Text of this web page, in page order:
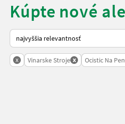
Kúpte nové
Takto sa vykonáva triedenie na
x Vinarske Stroje x Ocistic Na Pen